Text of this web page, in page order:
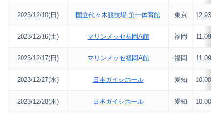
2023/12/10(日) 国立代々木競技場 第一体育館 東京 12,934
2023/12/16(土) マリンメッセ福岡A館 福岡 11,093
2023/12/17(日) マリンメッセ福岡A館 福岡 11,093
2023/12/27(水) 日本ガイシホール 愛知 10,000
2023/12/28(木) 日本ガイシホール 愛知 10,000